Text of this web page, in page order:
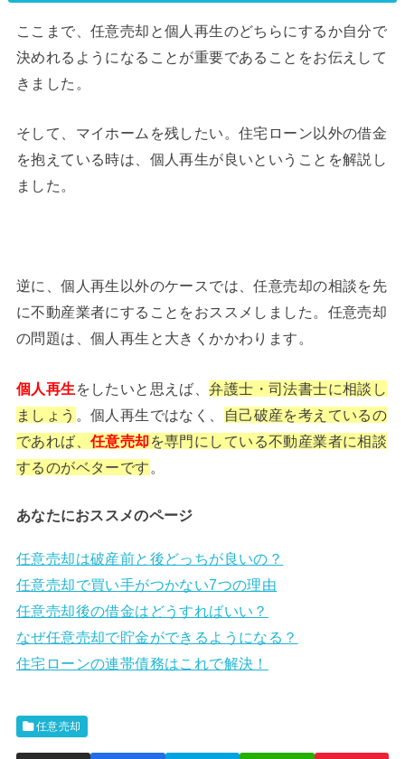
ここまで、任意売却と個人再生のどちらにするか自分で
決めれるようになることが重要であることをお伝えして
きました。
そして、マイホームを残したい。住宅ローン以外の借金
を抱えている時は、個人再生が良いということを解説し
ました。
逆に、個人再生以外のケースでは、任意売却の相談を先
に不動産業者にすることをおススメしました。任意売却
の問題は、個人再生と大きくかかわります。
個人再生 をしたいと思えば、弁護士・司法書士に相談し
ましょう
。個人再生ではなく、
自己破産を考えているの
であれば、 任意売却を専門にしている不動産業者に相談
するのがベターです
あなたにおススメのページ
任意売却は破産前と後どっちが良いの？
任意売却で買い手がつかない7つの理由
任意売却後の借金はどうすればいい？
なぜ任意売却で貯金ができるようになる？
住宅ローンの連帯債務はこれで解決！
任意売却